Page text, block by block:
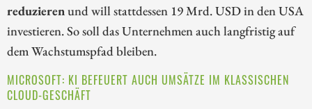
reduzierenund will stattdessen 19 Mrd. USD in den USA
investieren. So soll das Unternehmen auch langfristig auf
dem Wachstumspfad bleiben.
MICROSOFT: KI BEFEUERT AUCH UMSÄTZE IM KLASSISCHEN
CLOUD-GESCHÄFT